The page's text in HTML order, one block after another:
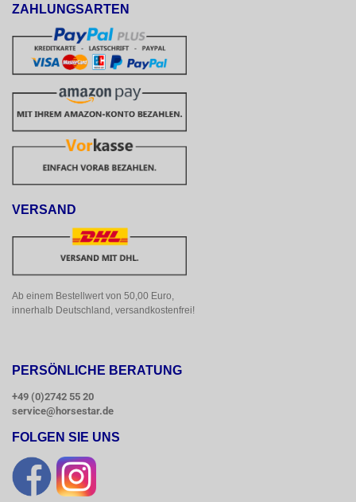
ZAHLUNGSARTEN
VERSAND
Ab einem Bestellwert von 50,00 Euro,
innerhalb Deutschland, versandkostenfrei!
PERSÖNLICHE BERATUNG
+49 (0)2742 55 20
service@horsestar.de
FOLGEN SIE UNS